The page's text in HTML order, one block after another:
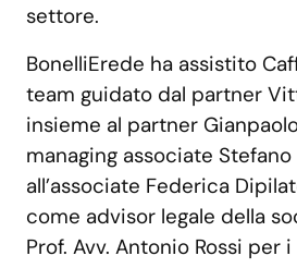
settore.
BonelliErede ha assistito
team guidato dal partner
insieme al partner
managing associate Stefano
all’associate Federica
come advisor legale della
Prof. Avv. Antonio Rossi